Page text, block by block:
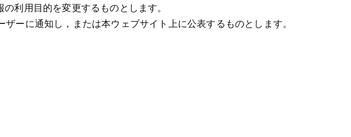
利用目的を変更するものとします。
ーに通知し，または本ウェブサイト上に公表するものとします。